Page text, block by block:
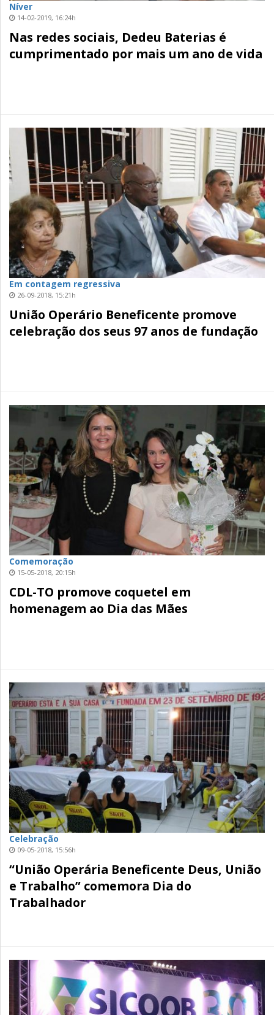
Níver
14-02-2019, 16:24h
Nas redes sociais, Dedeu Baterias é
cumprimentado por mais um ano de vida
Em contagem regressiva
26-09-2018, 15:21h
União Operário Beneficente promove
celebração dos seus 97 anos de fundação
Comemoração
15-05-2018, 20:15h
CDL-TO promove coquetel em
homenagem ao Dia das Mães
Celebração
09-05-2018, 15:56h
“União Operária Beneficente Deus, União
e Trabalho” comemora Dia do
Trabalhador